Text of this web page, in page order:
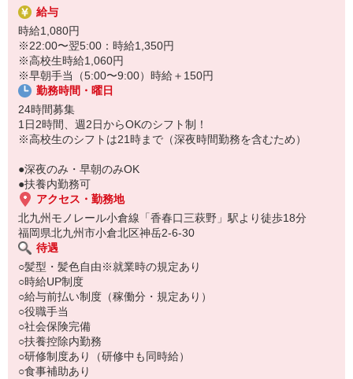
他にも、食材の調整や金銭管理、新しく入社したクルーの研修など
様々なお仕事があります。
セルフオーダー、セルフ会計で、現金の受け渡しはほとんどありま
せん。※一部店舗を除く
取り間違いもなく安心でスムーズ♪
マニュアルも用意していますので飲食店が初めての方でも大丈夫！
もちろん先輩クルーがしっかり教えてくれるので安心してくださ
い。
給与
時給1,080円
※22:00〜翌5:00：時給1,350円
※高校生時給1,060円
※早朝手当（5:00〜9:00）時給＋150円
勤務時間・曜日
24時間募集
1日2時間、週2日からOKのシフト制！
※高校生のシフトは21時まで（深夜時間勤務を含むため）
●深夜のみ・早朝のみOK
●扶養内勤務可
アクセス・勤務地
北九州モノレール小倉線「香春口三萩野」駅より徒歩18分
福岡県北九州市小倉北区神岳2-6-30
待遇
○髪型・髪色自由※就業時の規定あり
○時給UP制度
○給与前払い制度（稼働分・規定あり）
○役職手当
○社会保険完備
○扶養控除内勤務
○研修制度あり（研修中も同時給）
○食事補助あり